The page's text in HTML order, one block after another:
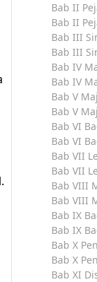
Bab II
Bab II
Bab III
Bab III
Bab IV
Bab IV
Bab V
Bab V
Bab VI
Bab VI
Bab VII
Bab VII
Bab VIII
Bab VIII
Bab IX
Bab IX
Bab X
Bab X
Bab XI